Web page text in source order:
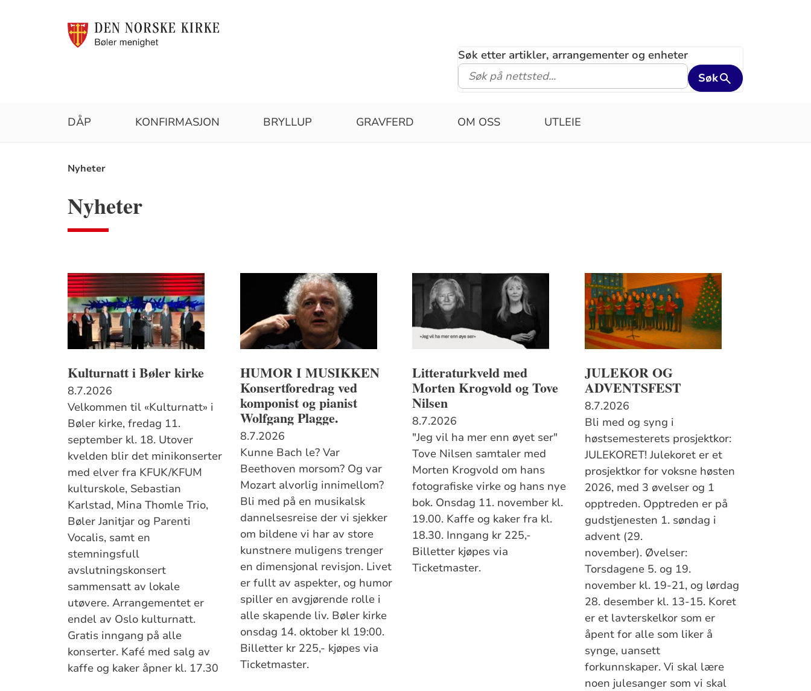
Søk etter artikler, arrangementer og enheter
Søk
DÅP KONFIRMASJON BRYLLUP GRAVFERD OM OSS UTLEIE
Brødsmulesti
Nyheter
Nyheter
Kulturnatt i Bøler kirke
8.7.2026
Velkommen til «Kulturnatt» i
Bøler kirke, fredag 11.
september kl. 18. Utover
kvelden blir det minikonserter
med elver fra KFUK/KFUM
kulturskole, Sebastian
Karlstad, Mina Thomle Trio,
Bøler Janitjar og Parenti
Vocalis, samt en
stemningsfull
avslutningskonsert
sammensatt av lokale
utøvere. Arrangementet er
endel av Oslo kulturnatt.
Gratis inngang på alle
konserter. Kafé med salg av
kaffe og kaker åpner kl. 17.30
HUMOR I MUSIKKEN
Konsertforedrag ved
komponist og pianist
Wolfgang Plagge.
8.7.2026
Kunne Bach le? Var
Beethoven morsom? Og var
Mozart alvorlig innimellom?
Bli med på en musikalsk
dannelsesreise der vi sjekker
om bildene vi har av store
kunstnere muligens trenger
en dimensjonal revisjon. Livet
er fullt av aspekter, og humor
spiller en avgjørende rolle i
alle skapende liv. Bøler kirke
onsdag 14. oktober kl 19:00.
Billetter kr 225,- kjøpes via
Ticketmaster.
Litteraturkveld med
Morten Krogvold og Tove
Nilsen
8.7.2026
"Jeg vil ha mer enn øyet ser"
Tove Nilsen samtaler med
Morten Krogvold om hans
fotografiske virke og hans nye
bok. Onsdag 11. november kl.
19.00. Kaffe og kaker fra kl.
18.30. Inngang kr 225,-
Billetter kjøpes via
Ticketmaster.
JULEKOR OG
ADVENTSFEST
8.7.2026
Bli med og syng i
høstsemesterets prosjektkor:
JULEKORET! Julekoret er et
prosjektkor for voksne høsten
2026, med 3 øvelser og 1
opptreden. Opptreden er på
gudstjenesten 1. søndag i
advent (29.
november). Øvelser:
Torsdagene 5. og 19.
november kl. 19-21, og lørdag
28. desember kl. 13-15. Koret
er et lavterskelkor som er
åpent for alle som liker å
synge, uansett
forkunnskaper. Vi skal lære
noen julesanger som vi skal